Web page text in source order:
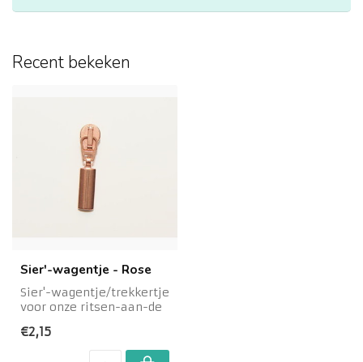
Recent bekeken
Sier'-wagentje - Rose
Sier'-wagentje/trekkertje
voor onze ritsen-aan-de
RoséMateriaal: Me...
€2,15